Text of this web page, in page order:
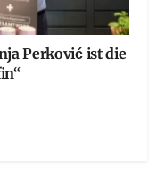
Perković ist die